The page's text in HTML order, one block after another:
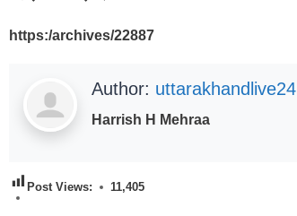
https:/archives/22887
Author: uttarakhandlive24
Harrish H Mehraa
Post Views: 11,405